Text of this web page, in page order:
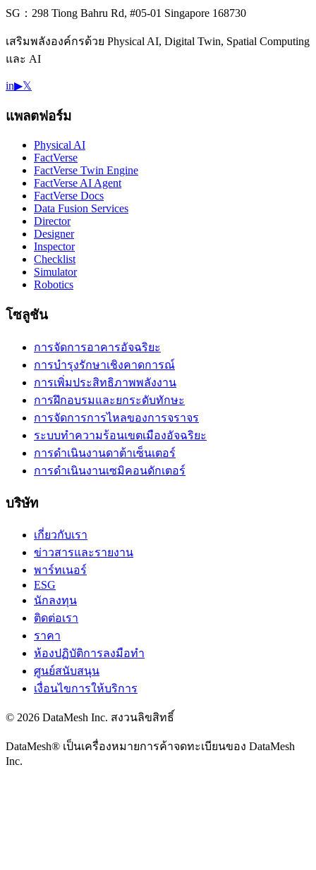
SG：298 Tiong Bahru Rd, #05-01 Singapore 168730
เสริมพลังองค์กรด้วย Physical AI, Digital Twin, Spatial Computing
และ AI
in▶𝕏
แพลตฟอร์ม
Physical AI
FactVerse
FactVerse Twin Engine
FactVerse AI Agent
FactVerse Docs
Data Fusion Services
Director
Designer
Inspector
Checklist
Simulator
Robotics
โซลูชัน
การจัดการอาคารอัจฉริยะ
การบำรุงรักษาเชิงคาดการณ์
การเพิ่มประสิทธิภาพพลังงาน
การฝึกอบรมและยกระดับทักษะ
การจัดการการไหลของการจราจร
ระบบทำความร้อนเขตเมืองอัจฉริยะ
การดำเนินงานดาต้าเซ็นเตอร์
การดำเนินงานเซมิคอนดักเตอร์
บริษัท
เกี่ยวกับเรา
ข่าวสารและรายงาน
พาร์ทเนอร์
ESG
นักลงทุน
ติดต่อเรา
ราคา
ห้องปฏิบัติการลงมือทำ
ศูนย์สนับสนุน
เงื่อนไขการให้บริการ
© 2026 DataMesh Inc. สงวนลิขสิทธิ์
DataMesh® เป็นเครื่องหมายการค้าจดทะเบียนของ DataMesh
Inc.